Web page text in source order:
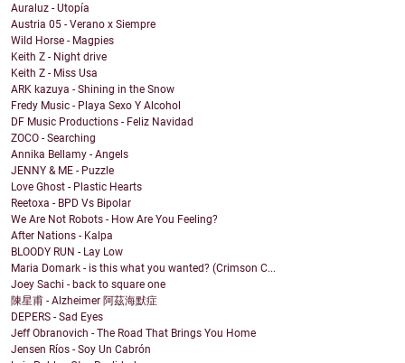
Auraluz - Utopía
Austria 05 - Verano x Siempre
Wild Horse - Magpies
Keith Z - Night drive
Keith Z - Miss Usa
ARK kazuya - Shining in the Snow
Fredy Music - Playa Sexo Y Alcohol
DF Music Productions - Feliz Navidad
ZOCO - Searching
Annika Bellamy - Angels
JENNY & ME - Puzzle
Love Ghost - Plastic Hearts
Reetoxa - BPD Vs Bipolar
We Are Not Robots - How Are You Feeling?
After Nations - Kalpa
BLOODY RUN - Lay Low
Maria Domark - is this what you wanted? (Crimson C...
Joey Sachi - back to square one
陳星甫 - Alzheimer 阿茲海默症
DEPERS - Sad Eyes
Jeff Obranovich - The Road That Brings You Home
Jensen Ríos - Soy Un Cabrón